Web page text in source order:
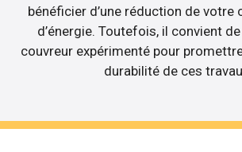
bénéficier d’une réduction de
d’énergie. Toutefois, il convient
couvreur expérimenté pour
durabilité de ces